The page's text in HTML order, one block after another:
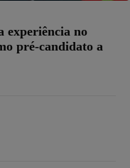
experiência no
pré-candidato a